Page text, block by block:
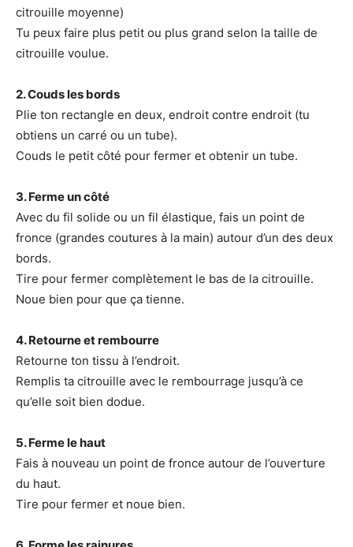
citrouille moyenne)
Tu peux faire plus petit ou plus grand selon la taille de
citrouille voulue.
2. Couds les bords
Plie ton rectangle en deux, endroit contre endroit (tu
obtiens un carré ou un tube).
Couds le petit côté pour fermer et obtenir un tube.
3. Ferme un côté
Avec du fil solide ou un fil élastique, fais un point de
fronce (grandes coutures à la main) autour d’un des deux
bords.
Tire pour fermer complètement le bas de la citrouille.
Noue bien pour que ça tienne.
4. Retourne et rembourre
Retourne ton tissu à l’endroit.
Remplis ta citrouille avec le rembourrage jusqu’à ce
qu’elle soit bien dodue.
5. Ferme le haut
Fais à nouveau un point de fronce autour de l’ouverture
du haut.
Tire pour fermer et noue bien.